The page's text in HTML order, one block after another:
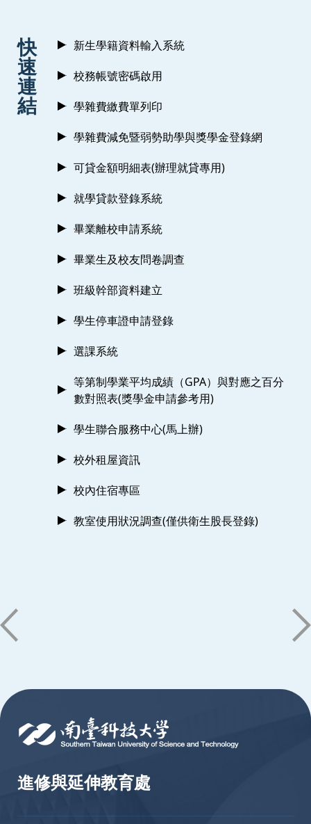
快
速
連
結
新生學籍資料輸入系統
校務帳號密碼啟用
學雜費繳費單列印
學雜費減免暨弱勢助學與獎學金登錄網
可貸金額明細表(辦理就貸專用)
就學貸款登錄系統
畢業離校申請系統
畢業生及校友問卷調查
班級幹部資料建立
學生停車證申請登錄
選課系統
等第制學業平均成績（GPA）與對應之百分
數對照表(獎學金申請參考用)
學生聯合服務中心(馬上辦)
校外租屋資訊
校內住宿專區
教室使用狀況調查(僅供衛生股長登錄)
進修與延伸教育處